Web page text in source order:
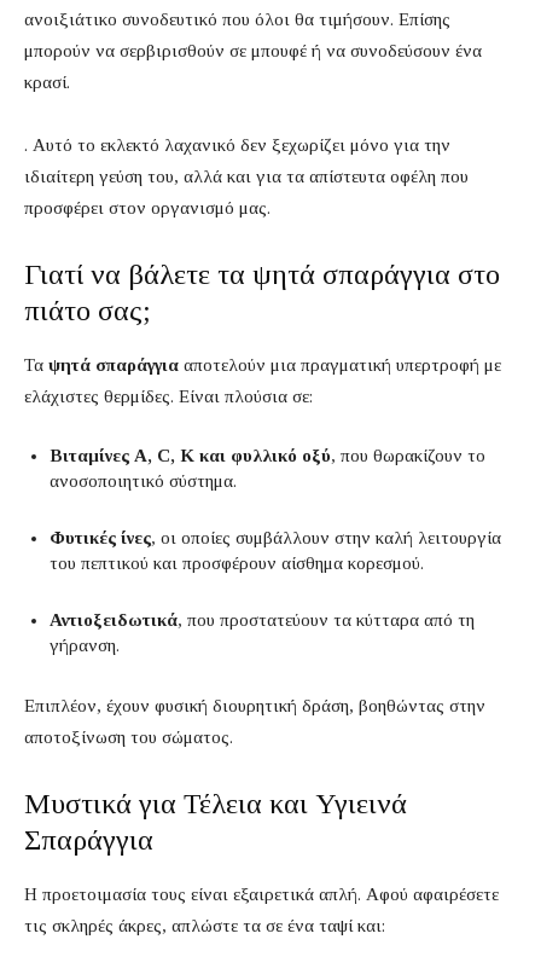
ανοιξιάτικο συνοδευτικό που όλοι θα τιμήσουν. Επίσης
μπορούν να σερβιρισθούν σε μπουφέ ή να συνοδεύσουν ένα
κρασί.
. Αυτό το εκλεκτό λαχανικό δεν ξεχωρίζει μόνο για την
ιδιαίτερη γεύση του, αλλά και για τα απίστευτα οφέλη που
προσφέρει στον οργανισμό μας.
Γιατί να βάλετε τα ψητά σπαράγγια στο
πιάτο σας;
Τα ψητά σπαράγγια αποτελούν μια πραγματική υπερτροφή με
ελάχιστες θερμίδες. Είναι πλούσια σε:
Βιταμίνες Α, C, Κ και φυλλικό οξύ, που θωρακίζουν το
ανοσοποιητικό σύστημα.
Φυτικές ίνες, οι οποίες συμβάλλουν στην καλή λειτουργία
του πεπτικού και προσφέρουν αίσθημα κορεσμού.
Αντιοξειδωτικά, που προστατεύουν τα κύτταρα από τη
γήρανση.
Επιπλέον, έχουν φυσική διουρητική δράση, βοηθώντας στην
αποτοξίνωση του σώματος.
Μυστικά για Τέλεια και Υγιεινά
Σπαράγγια
Η προετοιμασία τους είναι εξαιρετικά απλή. Αφού αφαιρέσετε
τις σκληρές άκρες, απλώστε τα σε ένα ταψί και: